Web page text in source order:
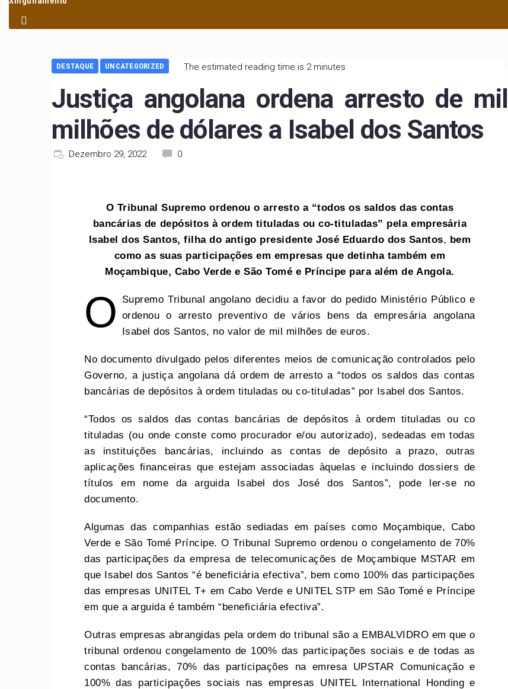
DESTAQUE UNCATEGORIZED The estimated reading time is 2 minutes
Justiça angolana ordena arresto de mil
milhões de dólares a Isabel dos Santos
Dezembro 29, 2022 0
O Tribunal Supremo ordenou o arresto a “todos os saldos das contas
bancárias de depósitos à ordem tituladas ou co-tituladas” pela empresária
Isabel dos Santos, filha do antigo presidente José Eduardo dos Santos, bem
como as suas participações em empresas que detinha também em
Moçambique, Cabo Verde e São Tomé e Príncipe para além de Angola.
O
Supremo Tribunal angolano decidiu a favor do pedido Ministério Público e
ordenou o arresto preventivo de vários bens da empresária angolana
Isabel dos Santos, no valor de mil milhões de euros.
No documento divulgado pelos diferentes meios de comunicação controlados pelo
Governo, a justiça angolana dá ordem de arresto a “todos os saldos das contas
bancárias de depósitos à ordem tituladas ou co-tituladas” por Isabel dos Santos.
“Todos os saldos das contas bancárias de depósitos à ordem tituladas ou co
tituladas (ou onde conste como procurador e/ou autorizado), sedeadas em todas
as instituições bancárias, incluindo as contas de depósito a prazo, outras
aplicações financeiras que estejam associadas àquelas e incluindo dossiers de
títulos em nome da arguida Isabel dos José dos Santos”, pode ler-se no
documento.
Algumas das companhias estão sediadas em países como Moçambique, Cabo
Verde e São Tomé Príncipe. O Tribunal Supremo ordenou o congelamento de 70%
das participações da empresa de telecomunicações de Moçambique MSTAR em
que Isabel dos Santos “é beneficiária efectiva”, bem como 100% das participações
das empresas UNITEL T+ em Cabo Verde e UNITEL STP em São Tomé e Príncipe
em que a arguida é também “beneficiária efectiva”.
Outras empresas abrangidas pela ordem do tribunal são a EMBALVIDRO em que o
tribunal ordenou congelamento de 100% das participações sociais e de todas as
contas bancárias, 70% das participações na emresa UPSTAR Comunicação e
100% das participações sociais nas empresas UNITEL International Honding e